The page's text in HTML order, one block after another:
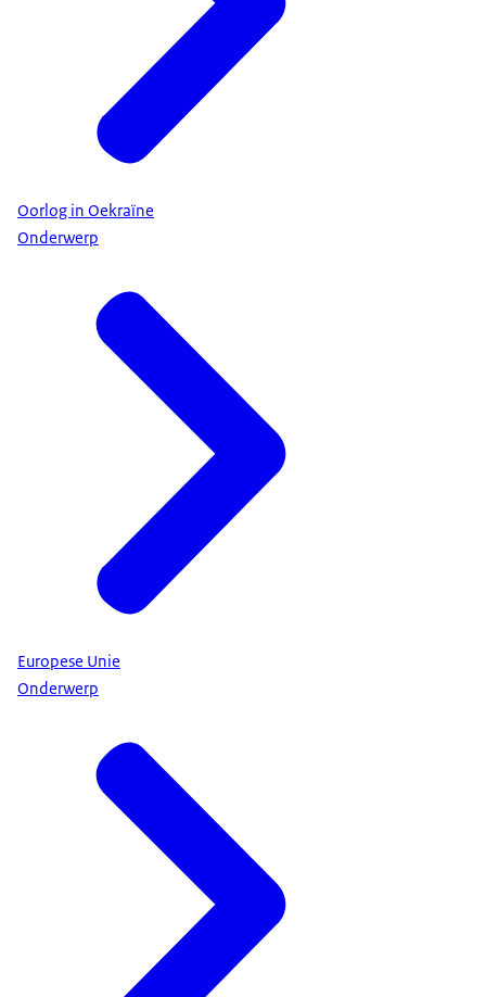
Oorlog in Oekraïne
Onderwerp
Europese Unie
Onderwerp